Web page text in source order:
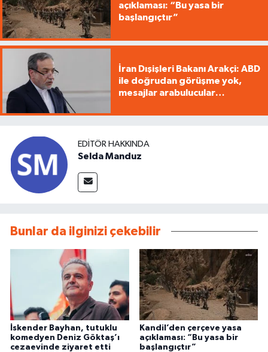
açıklaması: “Bu yasa bir
başlangıçtır”
İran Dışişleri Bakanı Arakçi: ABD
ile doğrudan görüşme yok,
mesajlar arabulucular
EDITÖR HAKKINDA
Selda Manduz
Bunlar da ilginizi çekebilir
İskender Bayhan, tutuklu
komedyen Deniz Göktaş’ı
cezaevinde ziyaret etti
Kandil’den çerçeve yasa
açıklaması: “Bu yasa bir
başlangıçtır”